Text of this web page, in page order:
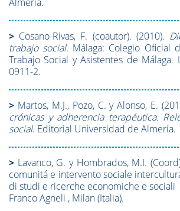
> Cosano-Rivas, F. (coautor). (2010).
trabajo social. Málaga: Colegio Oficial
Trabajo Social y Asistentes de Málaga.
0911-2.
> Martos, M.J., Pozo, C. y Alonso, E.
crónicas y adherencia terapéutica.
social. Editorial Universidad de Almería.
> Lavanco, G. y Hombrados, M.I.
comunitá e intervento sociale
di studi e ricerche economiche e sociali
Franco Agneli , Milan (Italia).